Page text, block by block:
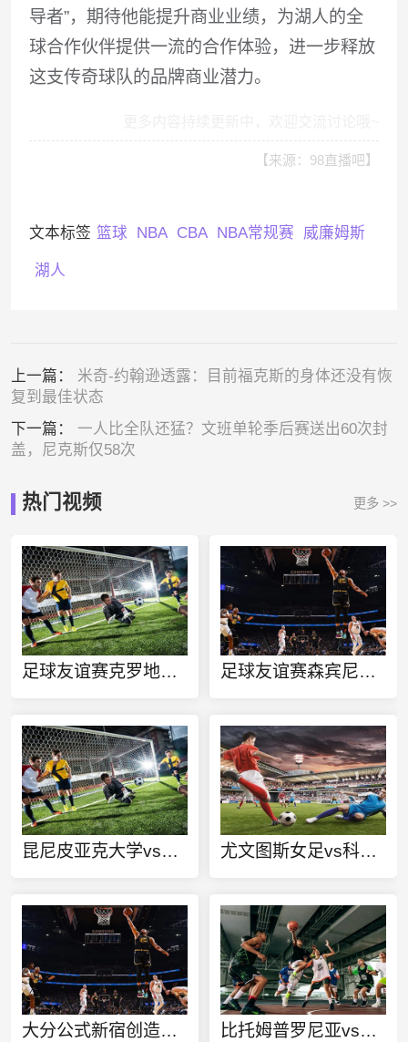
导者”，期待他能提升商业业绩，为湖人的全
球合作伙伴提供一流的合作体验，进一步释放
这支传奇球队的品牌商业潜力。
【来源：98直播吧】
文本标签 篮球 NBA CBA NBA常规赛 威廉姆斯
湖人
上一篇： 米奇-约翰逊透露：目前福克斯的身体还没有恢
复到最佳状态
下一篇： 一人比全队还猛？文班单轮季后赛送出60次封
盖，尼克斯仅58次
热门视频 更多 >>
足球友谊赛克罗地亚柏林vsBFC普鲁士直播 足球友谊赛森宾尼迪特斯vs卡萨拉诺直播
昆尼皮亚克大学vs海夫斯特直播 尤文图斯女足vs科莫女足直播
大分公式新宿创造今日赛事 比托姆普罗尼亚vs别尔斯科直播